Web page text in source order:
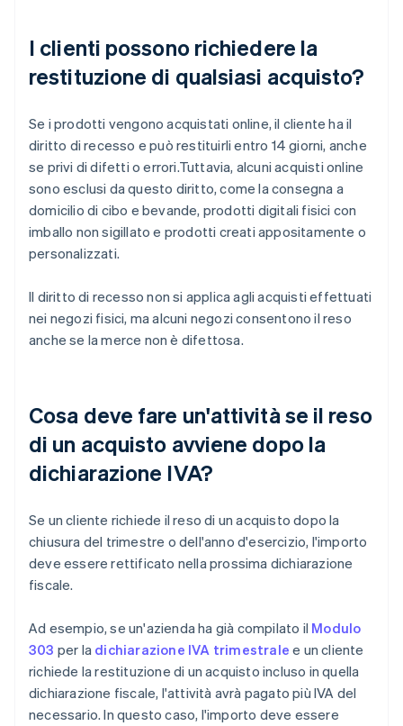
I clienti possono richiedere la
restituzione di qualsiasi acquisto?
Se i prodotti vengono acquistati online, il cliente ha il
diritto di recesso e può restituirli entro 14 giorni, anche
se privi di difetti o errori.Tuttavia, alcuni acquisti online
sono esclusi da questo diritto, come la consegna a
domicilio di cibo e bevande, prodotti digitali fisici con
imballo non sigillato e prodotti creati appositamente o
personalizzati.
Il diritto di recesso non si applica agli acquisti effettuati
nei negozi fisici, ma alcuni negozi consentono il reso
anche se la merce non è difettosa.
Cosa deve fare un'attività se il reso
di un acquisto avviene dopo la
dichiarazione IVA?
Se un cliente richiede il reso di un acquisto dopo la
chiusura del trimestre o dell'anno d'esercizio, l'importo
deve essere rettificato nella prossima dichiarazione
fiscale.
Ad esempio, se un'azienda ha già compilato il Modulo
303 per la dichiarazione IVA trimestrale e un cliente
richiede la restituzione di un acquisto incluso in quella
dichiarazione fiscale, l'attività avrà pagato più IVA del
necessario. In questo caso, l'importo deve essere